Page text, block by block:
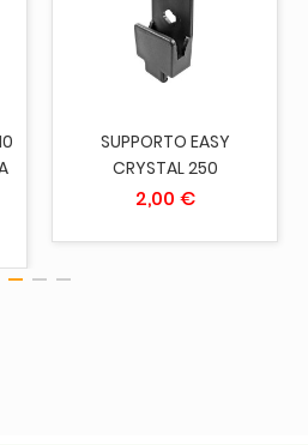
SUPPORTO EASY
CRYSTAL 250
2,00 €